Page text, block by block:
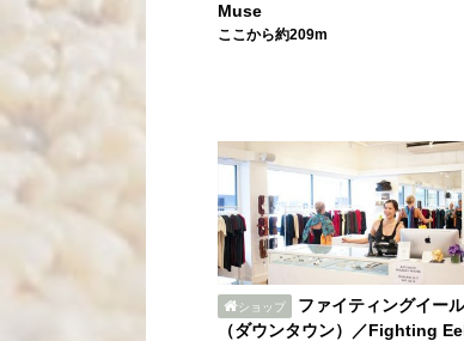
Muse
ここから約209m
ショップ
ファイティングイール
（ダウンタウン）／Fighting